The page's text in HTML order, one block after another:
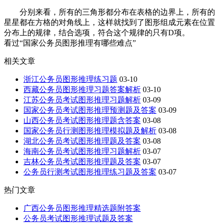
分别来看，所有的三角形都分布在表格的边界上，所有的
星星都在方格的对角线上，这样就找到了图形组成元素在位置
分布上的规律，结合选项，符合这个规律的只有D项。
看过“国家公务员图形推理有哪些难点”
相关文章
浙江公务员图形推理练习题 03-10
西藏公务员图形推理习题答案解析 03-10
江苏公务员考试图形推理习题解析 03-09
国家公务员考试图形推理预测题及答案 03-09
山西公务员考试图形推理题含答案 03-08
国家公务员行测图形推理模拟题及解析 03-08
湖北公务员考试图形推理题及答案 03-08
海南公务员考试图形推理习题解析 03-07
吉林公务员考试图形推理题及答案 03-07
公务员行测考试图形推理练习题及答案 03-07
热门文章
广西公务员图形推理精选题附答案
公务员考试图形推理试题及答案